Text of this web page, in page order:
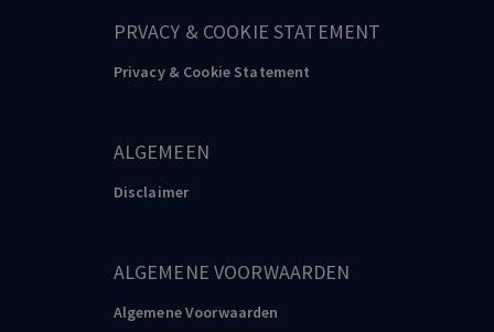
PRVACY & COOKIE STATEMENT
Privacy & Cookie Statement
ALGEMEEN
Disclaimer
ALGEMENE VOORWAARDEN
Algemene Voorwaarden